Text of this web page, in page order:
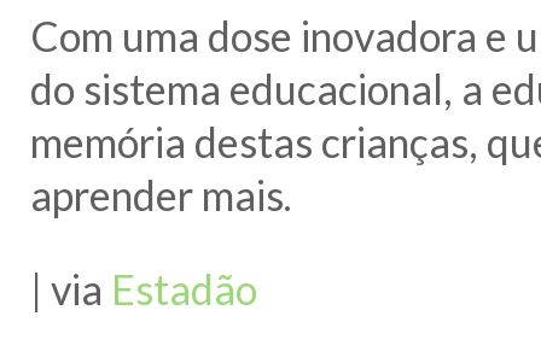
Com uma dose inovadora e
do sistema educacional, a
memória destas crianças,
aprender mais.
| via Estadão